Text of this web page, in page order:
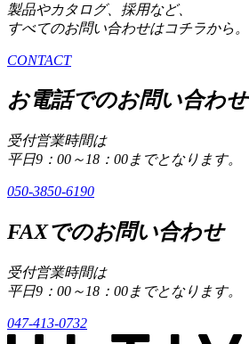
製品やカタログ、採用など、
すべてのお問い合わせはコチラから。
CONTACT
お電話でのお問い合わせ
受付営業時間は
平日9：00～18：00までとなります。
050-3850-6190
FAXでのお問い合わせ
受付営業時間は
平日9：00～18：00までとなります。
047-413-0732